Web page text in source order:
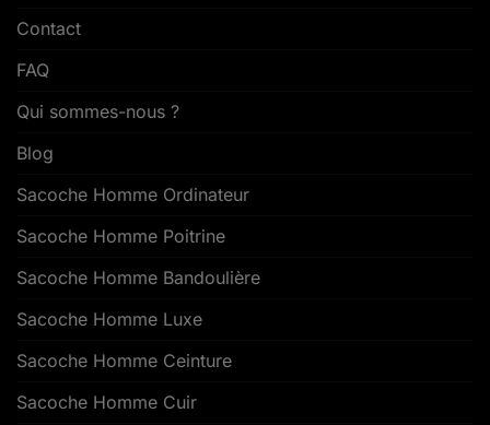
Contact
FAQ
Qui sommes-nous ?
Blog
Sacoche Homme Ordinateur
Sacoche Homme Poitrine
Sacoche Homme Bandoulière
Sacoche Homme Luxe
Sacoche Homme Ceinture
Sacoche Homme Cuir